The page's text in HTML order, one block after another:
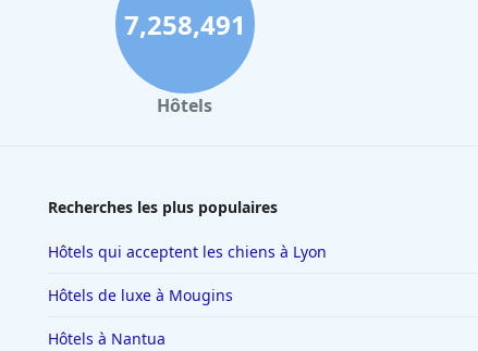
Hôtels de style boutique dans le Wisconsin
Hôtels de style boutique à Cozumel
Hôtels de style boutique à Fort Worth
7,258,491
Hôtels
Recherches les plus populaires
Hôtels qui acceptent les chiens à Lyon
Hôtels de luxe à Mougins
Hôtels à Nantua